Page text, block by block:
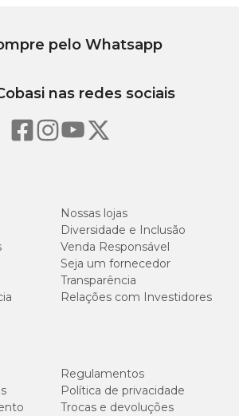
Nossas lojas
Diversidade e Inclusão
Venda Responsável
Seja um fornecedor
Transparência
Relações com Investidores
Regulamentos
Política de privacidade
Trocas e devoluções
pelo Whatsapp
nas redes sociais